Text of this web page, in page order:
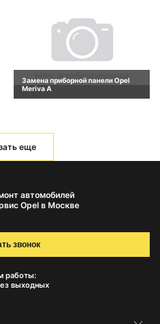
Замена приборной панели Opel
Meriva A
еще
автомобилей
Opel в Москве
работы:
выходных
звонок